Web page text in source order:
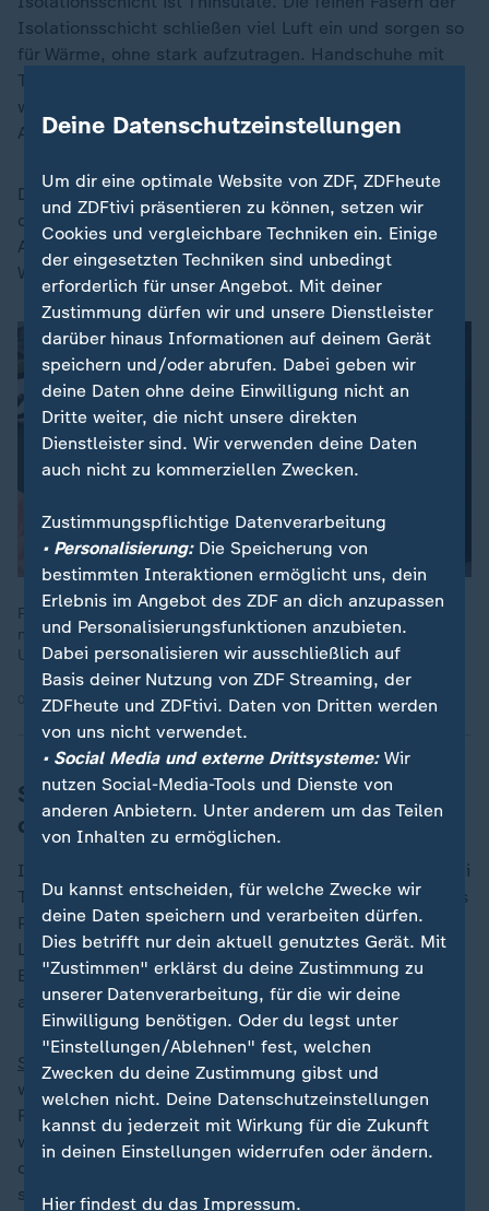
Isolationsschicht schließen viel Luft ein und sorgen so
für Wärme, ohne stark aufzutragen. Handschuhe mit
Thinsulate sind leicht, gut beweglich und dennoch
warm, was sie ideal für den Alltag oder sportliche
Aktivitäten macht.
Der Wärmeeindruck hängt dabei immer von der Dicke
der Isolierung ab. Ohne wind- oder wasserabweisende
Außenhülle verliert Thinsulate bei Nässe allerdings an
Wirkung.
Portugals Textilindustrie stellt sich für die Zukunft auf: Mit
neuen Techniken zur Wasser- und Materialeinsparung und der
Umstellung auf neue, nachhaltige Produktionsmethoden.
02.04.2025 | 2:16 min
Strickhandschuhe sind der Klassiker für
den Stadtalltag
Im Gegensatz zur technischen Wärmeisolierung wie bei
Thinsulate, setzen Strickhandschuhe auf ein vertrautes
Prinzip: natürliche Wärme durch Materialdichte und
Luftpolster im Gewebe. Sie bestehen aus Wolle,
Baumwolle oder Kunstfasern und bieten ein
angenehmes, weiches Tragegefühl.
Strick
wärmt gut bei trockener Kälte, ist aber weder
winddicht noch wasserabweisend. Schon leichter
Regen oder Schnee saugt sich im Material fest,
wodurch die Hände schnell auskühlen. Für kurze Wege
oder den Spaziergang an einem trockenen Wintertag
sind sie jedoch eine gemütlichst Wahl.
Deine Datenschutzeinstellungen
Um dir eine optimale Website von ZDF, ZDFheute
und ZDFtivi präsentieren zu können, setzen wir
Cookies und vergleichbare Techniken ein. Einige
der eingesetzten Techniken sind unbedingt
erforderlich für unser Angebot. Mit deiner
Zustimmung dürfen wir und unsere Dienstleister
darüber hinaus Informationen auf deinem Gerät
speichern und/oder abrufen. Dabei geben wir
deine Daten ohne deine Einwilligung nicht an
Dritte weiter, die nicht unsere direkten
Dienstleister sind. Wir verwenden deine Daten
auch nicht zu kommerziellen Zwecken.
Zustimmungspflichtige Datenverarbeitung
• Personalisierung:Die Speicherung von
bestimmten Interaktionen ermöglicht uns, dein
Erlebnis im Angebot des ZDF an dich anzupassen
und Personalisierungsfunktionen anzubieten.
Dabei personalisieren wir ausschließlich auf
Basis deiner Nutzung von ZDF Streaming, der
ZDFheute und ZDFtivi. Daten von Dritten werden
von uns nicht verwendet.
• Social Media und externe Drittsysteme:Wir
nutzen Social-Media-Tools und Dienste von
anderen Anbietern. Unter anderem um das Teilen
von Inhalten zu ermöglichen.
Du kannst entscheiden, für welche Zwecke wir
deine Daten speichern und verarbeiten dürfen.
Dies betrifft nur dein aktuell genutztes Gerät. Mit
"Zustimmen" erklärst du deine Zustimmung zu
unserer Datenverarbeitung, für die wir deine
Einwilligung benötigen. Oder du legst unter
"Einstellungen/Ablehnen" fest, welchen
Zwecken du deine Zustimmung gibst und
welchen nicht. Deine Datenschutzeinstellungen
kannst du jederzeit mit Wirkung für die Zukunft
in deinen Einstellungen widerrufen oder ändern.
Hier findest du das Impressum.